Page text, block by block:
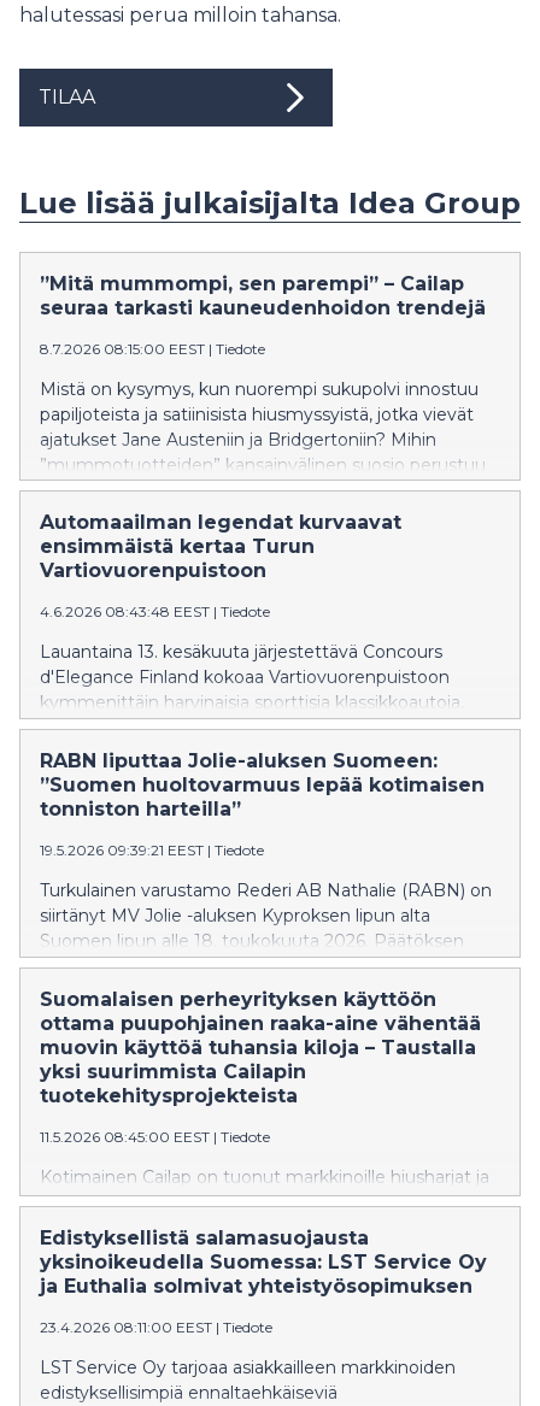
halutessasi perua milloin tahansa.
TILAA
Lue lisää julkaisijalta Idea Group
”Mitä mummompi, sen parempi” – Cailap
seuraa tarkasti kauneudenhoidon trendejä
8.7.2026 08:15:00 EEST | Tiedote
Mistä on kysymys, kun nuorempi sukupolvi innostuu
papiljoteista ja satiinisista hiusmyssyistä, jotka vievät
ajatukset Jane Austeniin ja Bridgertoniin? Mihin
”mummotuotteiden” kansainvälinen suosio perustuu
ja miten Cailapin kaltainen suomalainen yritys pysyy
trendeissä mukana?
Automaailman legendat kurvaavat
ensimmäistä kertaa Turun
Vartiovuorenpuistoon
4.6.2026 08:43:48 EEST | Tiedote
Lauantaina 13. kesäkuuta järjestettävä Concours
d'Elegance Finland kokoaa Vartiovuorenpuistoon
kymmenittäin harvinaisia sporttisia klassikkoautoja,
niiden omistajia sekä kävijöitä eri puolilta Suomea.
Kohta 30-vuotias koko perheen autotapahtuma
tunnetaan ainutlaatuisena yhdistelmänä historiaa,
lifestylea ja kesäistä kaupunkitunnelmaa.
RABN liputtaa Jolie-aluksen Suomeen:
”Suomen huoltovarmuus lepää kotimaisen
tonniston harteilla”
19.5.2026 09:39:21 EEST | Tiedote
Turkulainen varustamo Rederi AB Nathalie (RABN) on
siirtänyt MV Jolie -aluksen Kyproksen lipun alta
Suomen lipun alle 18. toukokuuta 2026. Päätöksen
taustalla on muun muassa operoinnin tehokkuus,
yhtenäinen toimintakulttuuri sekä suomalaisen
merenkulun merkitys huoltovarmuudelle.
Suomalaisen perheyrityksen käyttöön
ottama puupohjainen raaka-aine vähentää
muovin käyttöä tuhansia kiloja – Taustalla
yksi suurimmista Cailapin
tuotekehitysprojekteista
11.5.2026 08:45:00 EEST | Tiedote
Kotimainen Cailap on tuonut markkinoille hiusharjat ja
meikkisiveltimet, joiden materiaalista kolmannes on
korvattu puupohjaisilla raaka-aineilla.
Tuotekehitysprojekti on ollut perheyritykselle yksi
historian suurimpia sekä rahallisesti että ajallisesti. Eri
lopputuloksena tuotteiden käyttöominaisuudet ja
edullisina.
Edistyksellistä salamasuojausta
yksinoikeudella Suomessa: LST Service Oy
ja Euthalia solmivat yhteistyösopimuksen
23.4.2026 08:11:00 EEST | Tiedote
LST Service Oy tarjoaa asiakkailleen markkinoiden
edistyksellisimpiä ennaltaehkäiseviä